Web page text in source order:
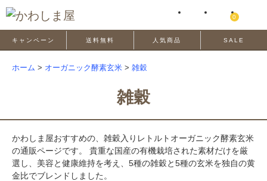
0
キャンペーン 送料無料 人気商品 SALE
ホーム > オーガニック酵素玄米 > 雑穀
雑穀
かわしま屋おすすめの、雑穀入りレトルトオーガニック酵素玄米
の通販ページです。 貴重な国産の有機栽培された素材だけを厳
選し、美容と健康維持を考え、5種の雑穀と5種の玄米を独自の黄
金比でブレンドしました。